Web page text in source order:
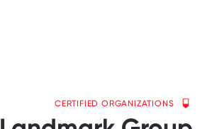
CERTIFIED ORGANIZATIONS